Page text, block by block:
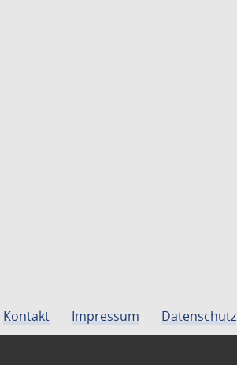
Kontakt Impressum Datenschutz